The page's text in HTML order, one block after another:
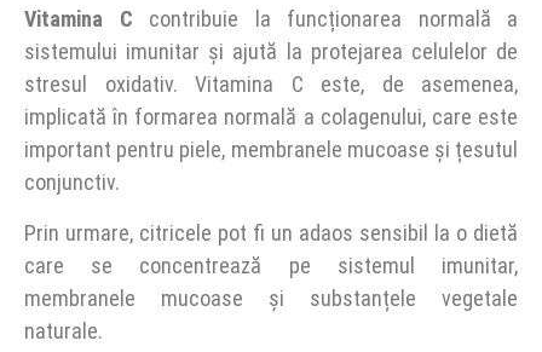
Vitamina C contribuie la funcționarea normală a
sistemului imunitar și ajută la protejarea celulelor de
stresul oxidativ. Vitamina C este, de asemenea,
implicată în formarea normală a colagenului, care este
important pentru piele, membranele mucoase și țesutul
conjunctiv.
Prin urmare, citricele pot fi un adaos sensibil la o dietă
care se concentrează pe sistemul imunitar,
membranele mucoase și substanțele vegetale
naturale.